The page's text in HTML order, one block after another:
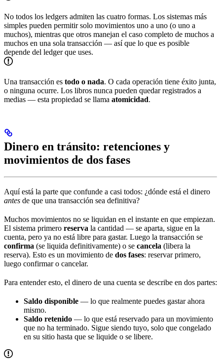
No todos los ledgers admiten las cuatro formas. Los sistemas más
simples pueden permitir solo movimientos uno a uno (o uno a
muchos), mientras que otros manejan el caso completo de muchos a
muchos en una sola transacción — así que lo que es posible
depende del ledger que uses.
Una transacción es todo o nada. O cada operación tiene éxito junta,
o ninguna ocurre. Los libros nunca pueden quedar registrados a
medias — esta propiedad se llama atomicidad.
Dinero en tránsito: retenciones y
movimientos de dos fases
Aquí está la parte que confunde a casi todos: ¿dónde está el dinero
antes de que una transacción sea definitiva?
Muchos movimientos no se liquidan en el instante en que empiezan.
El sistema primero reserva la cantidad — se aparta, sigue en la
cuenta, pero ya no está libre para gastar. Luego la transacción se
confirma (se liquida definitivamente) o se cancela (libera la
reserva). Esto es un movimiento de dos fases: reservar primero,
luego confirmar o cancelar.
Para entender esto, el dinero de una cuenta se describe en dos partes:
Saldo disponible — lo que realmente puedes gastar ahora
mismo.
Saldo retenido — lo que está reservado para un movimiento
que no ha terminado. Sigue siendo tuyo, solo que congelado
en su sitio hasta que se liquide o se libere.